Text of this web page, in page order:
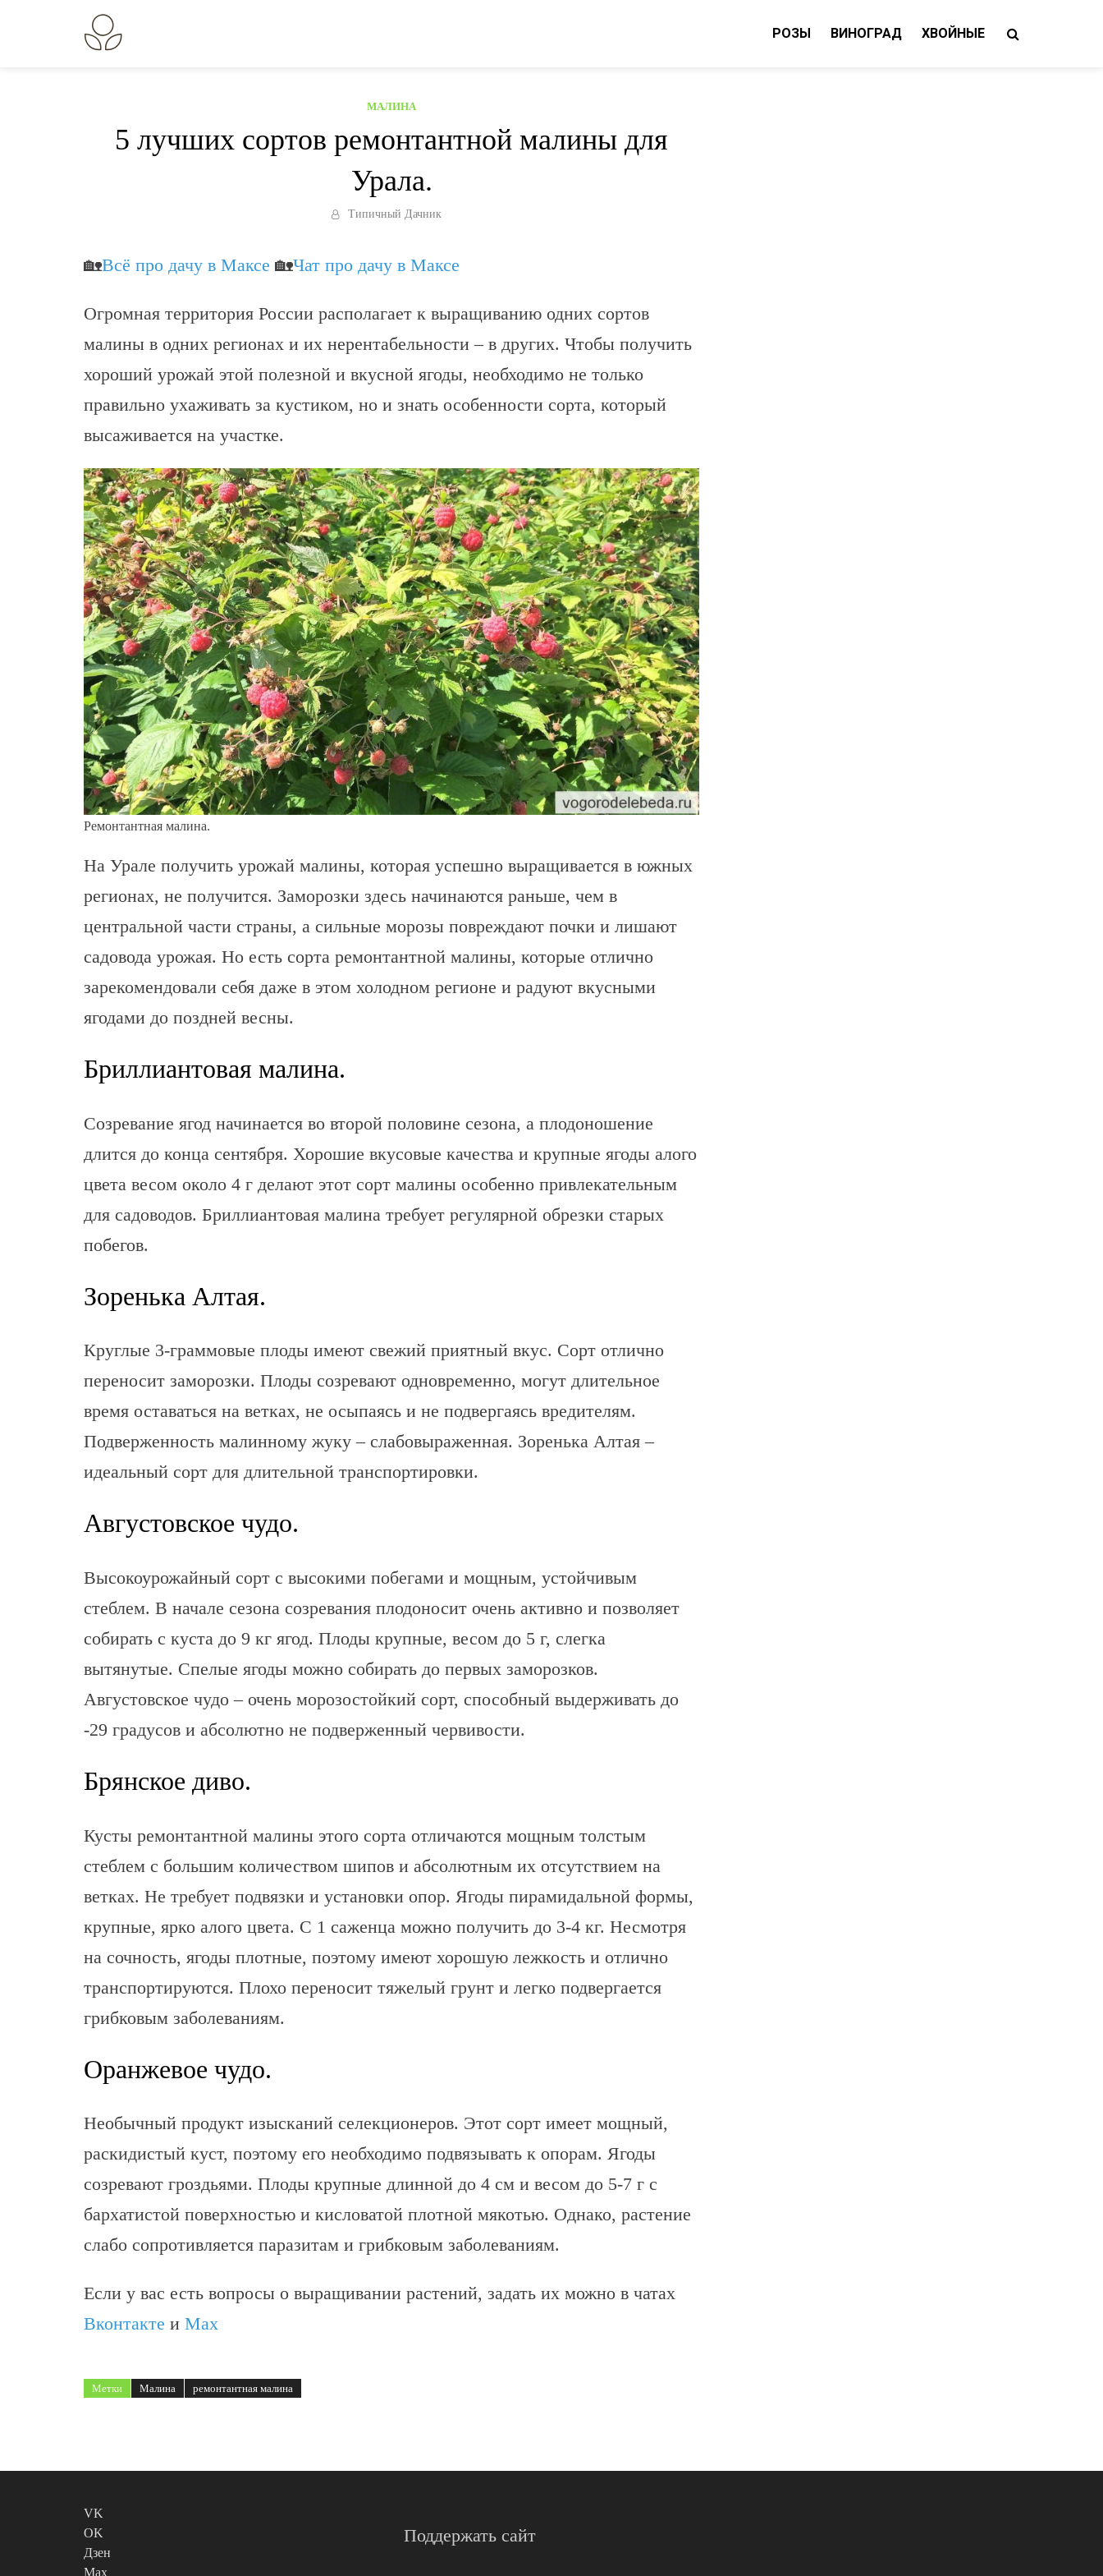
РОЗЫ ВИНОГРАД ХВОЙНЫЕ
МАЛИНА
5 лучших сортов ремонтантной малины для
Урала.
Типичный Дачник
🏡Всё про дачу в Максе 🏡Чат про дачу в Максе
Огромная территория России располагает к выращиванию одних сортов
малины в одних регионах и их нерентабельности – в других. Чтобы получить
хороший урожай этой полезной и вкусной ягоды, необходимо не только
правильно ухаживать за кустиком, но и знать особенности сорта, который
высаживается на участке.
Ремонтантная малина.
На Урале получить урожай малины, которая успешно выращивается в южных
регионах, не получится. Заморозки здесь начинаются раньше, чем в
центральной части страны, а сильные морозы повреждают почки и лишают
садовода урожая. Но есть сорта ремонтантной малины, которые отлично
зарекомендовали себя даже в этом холодном регионе и радуют вкусными
ягодами до поздней весны.
Бриллиантовая малина.
Созревание ягод начинается во второй половине сезона, а плодоношение
длится до конца сентября. Хорошие вкусовые качества и крупные ягоды алого
цвета весом около 4 г делают этот сорт малины особенно привлекательным
для садоводов. Бриллиантовая малина требует регулярной обрезки старых
побегов.
Зоренька Алтая.
Круглые 3-граммовые плоды имеют свежий приятный вкус. Сорт отлично
переносит заморозки. Плоды созревают одновременно, могут длительное
время оставаться на ветках, не осыпаясь и не подвергаясь вредителям.
Подверженность малинному жуку – слабовыраженная. Зоренька Алтая –
идеальный сорт для длительной транспортировки.
Августовское чудо.
Высокоурожайный сорт с высокими побегами и мощным, устойчивым
стеблем. В начале сезона созревания плодоносит очень активно и позволяет
собирать с куста до 9 кг ягод. Плоды крупные, весом до 5 г, слегка
вытянутые. Спелые ягоды можно собирать до первых заморозков.
Августовское чудо – очень морозостойкий сорт, способный выдерживать до
-29 градусов и абсолютно не подверженный червивости.
Брянское диво.
Кусты ремонтантной малины этого сорта отличаются мощным толстым
стеблем с большим количеством шипов и абсолютным их отсутствием на
ветках. Не требует подвязки и установки опор. Ягоды пирамидальной формы,
крупные, ярко алого цвета. С 1 саженца можно получить до 3-4 кг. Несмотря
на сочность, ягоды плотные, поэтому имеют хорошую лежкость и отлично
транспортируются. Плохо переносит тяжелый грунт и легко подвергается
грибковым заболеваниям.
Оранжевое чудо.
Необычный продукт изысканий селекционеров. Этот сорт имеет мощный,
раскидистый куст, поэтому его необходимо подвязывать к опорам. Ягоды
созревают гроздьями. Плоды крупные длинной до 4 см и весом до 5-7 г с
бархатистой поверхностью и кисловатой плотной мякотью. Однако, растение
слабо сопротивляется паразитам и грибковым заболеваниям.
Если у вас есть вопросы о выращивании растений, задать их можно в чатах
Вконтакте и Max
Метки Малина ремонтантная малина
VK
OK
Дзен
Max
Поддержать сайт